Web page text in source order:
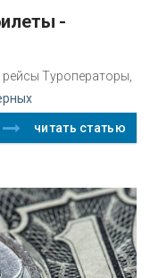
Туроператоры,
читать статью